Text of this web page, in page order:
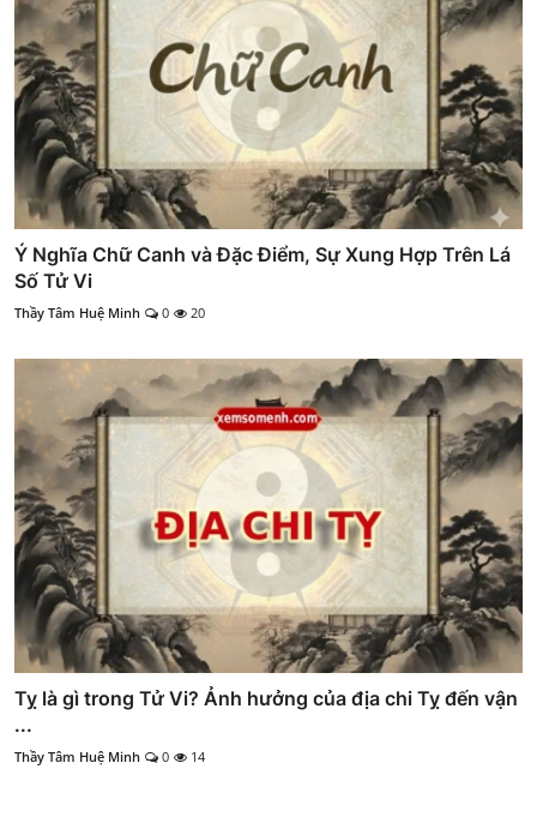
Ý Nghĩa Chữ Canh và Đặc Điểm, Sự Xung Hợp Trên Lá
Số Tử Vi
Thầy Tâm Huệ Minh 0 20
Tỵ là gì trong Tử Vi? Ảnh hưởng của địa chi Tỵ đến vận
...
Thầy Tâm Huệ Minh 0 14